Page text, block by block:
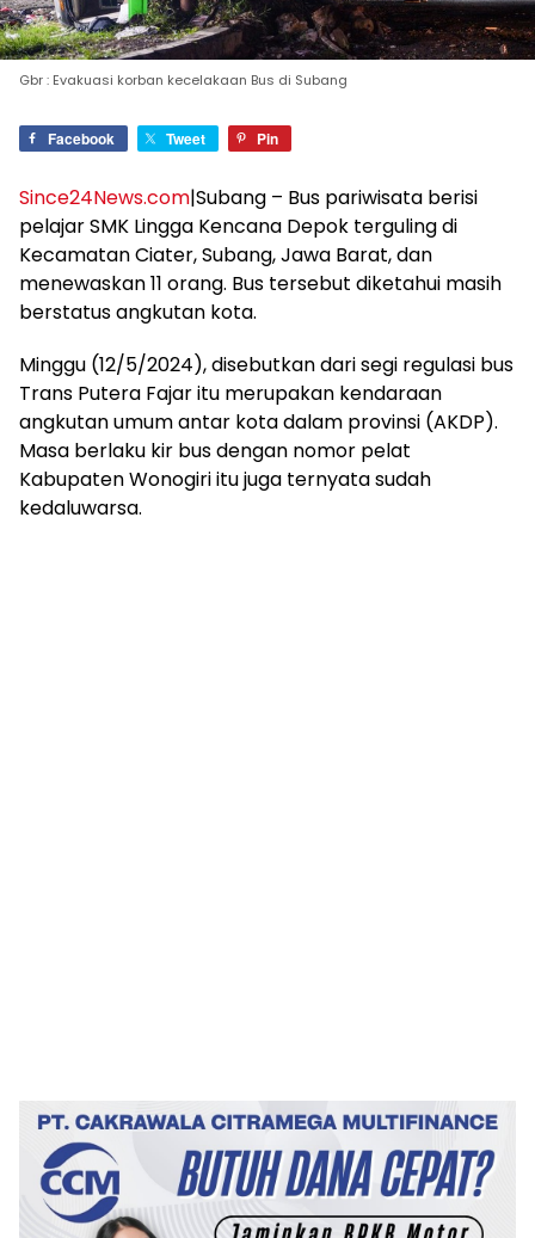
Gbr : Evakuasi korban kecelakaan Bus di Subang
Facebook Tweet Pin
Since24News.com|Subang – Bus pariwisata berisi
pelajar SMK Lingga Kencana Depok terguling di
Kecamatan Ciater, Subang, Jawa Barat, dan
menewaskan 11 orang. Bus tersebut diketahui masih
berstatus angkutan kota.
Minggu (12/5/2024), disebutkan dari segi regulasi bus
Trans Putera Fajar itu merupakan kendaraan
angkutan umum antar kota dalam provinsi (AKDP).
Masa berlaku kir bus dengan nomor pelat
Kabupaten Wonogiri itu juga ternyata sudah
kedaluwarsa.